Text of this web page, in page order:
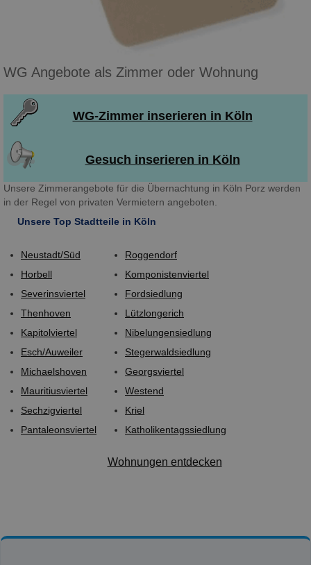
WG Angebote als Zimmer oder Wohnung
WG-Zimmer inserieren in Köln
Gesuch inserieren in Köln
Unsere Zimmerangebote für die Übernachtung in Köln Porz werden
in der Regel von privaten Vermietern angeboten.
Unsere Top Stadtteile in Köln
Neustadt/Süd
Horbell
Severinsviertel
Thenhoven
Kapitolviertel
Esch/Auweiler
Michaelshoven
Mauritiusviertel
Sechzigviertel
Pantaleonsviertel
Roggendorf
Komponistenviertel
Fordsiedlung
Lützlongerich
Nibelungensiedlung
Stegerwaldsiedlung
Georgsviertel
Westend
Kriel
Katholikentagssiedlung
Wohnungen entdecken